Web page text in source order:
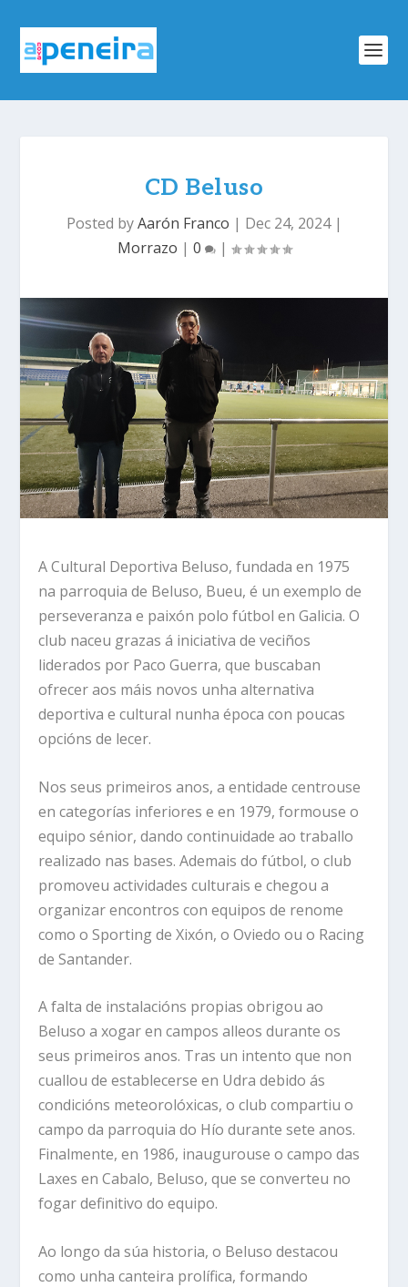
CD Beluso
Posted byAarón Franco | Dec 24, 2024|
Morrazo | 0 |
A Cultural Deportiva Beluso, fundada en 1975
na parroquia de Beluso, Bueu, é un exemplo de
perseveranza e paixón polo fútbol en Galicia. O
club naceu grazas á iniciativa de veciños
liderados por Paco Guerra, que buscaban
ofrecer aos máis novos unha alternativa
deportiva e cultural nunha época con poucas
opcións de lecer.
Nos seus primeiros anos, a entidade centrouse
en categorías inferiores e en 1979, formouse o
equipo sénior, dando continuidade ao traballo
realizado nas bases. Ademais do fútbol, o club
promoveu actividades culturais e chegou a
organizar encontros con equipos de renome
como o Sporting de Xixón, o Oviedo ou o Racing
de Santander.
A falta de instalacións propias obrigou ao
Beluso a xogar en campos alleos durante os
seus primeiros anos. Tras un intento que non
cuallou de establecerse en Udra debido ás
condicións meteorolóxicas, o club compartiu o
campo da parroquia do Hío durante sete anos.
Finalmente, en 1986, inaugurouse o campo das
Laxes en Cabalo, Beluso, que se converteu no
fogar definitivo do equipo.
Ao longo da súa historia, o Beluso destacou
como unha canteira prolífica, formando